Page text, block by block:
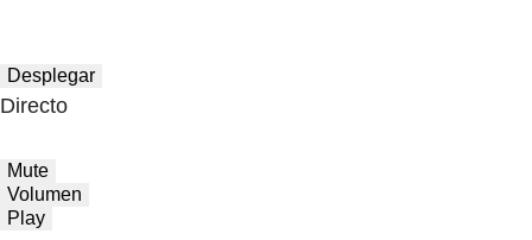
Desplegar
Directo
Mute
Volumen
Play